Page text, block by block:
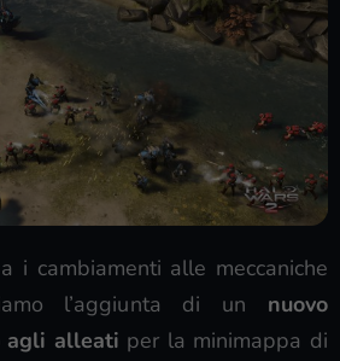
i cambiamenti alle meccaniche
l’aggiunta di un nuovo
agli alleati per la minimappa di